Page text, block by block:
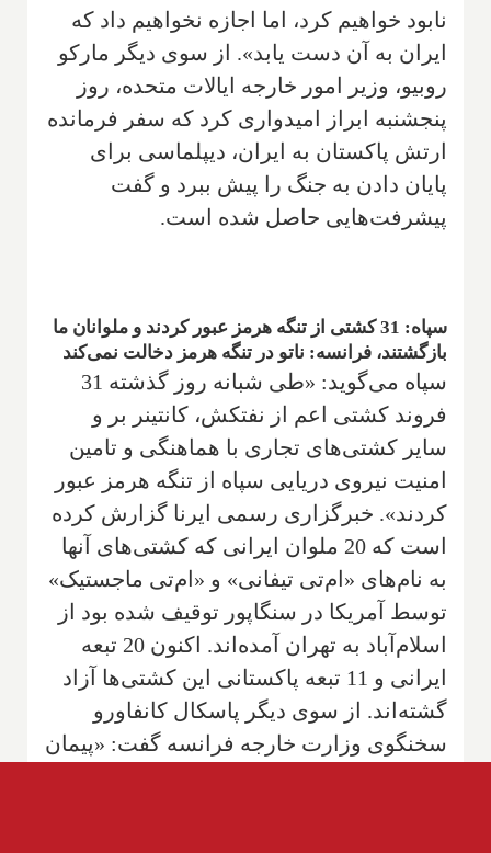
نابود خواهیم کرد، اما اجازه نخواهیم داد که
ایران به آن دست یابد». از سوی دیگر مارکو
روبیو، وزیر امور خارجه ایالات متحده، روز
پنجشنبه ابراز امیدواری کرد که سفر فرمانده
ارتش پاکستان به ایران، دیپلماسی برای
پایان دادن به جنگ را پیش ببرد و گفت
پیشرفت‌هایی حاصل شده است.
سپاه: 31 کشتی از تنگه هرمز عبور کردند و ملوانان ما
بازگشتند، فرانسه: ناتو در تنگه هرمز دخالت نمی‌کند
سپاه می‌گوید: «طی شبانه روز گذشته 31
فروند کشتی اعم از نفتکش، کانتینر بر و
سایر کشتی‌های تجاری با هماهنگی و تامین
امنیت نیروی دریایی سپاه از تنگه هرمز عبور
کردند». خبرگزاری رسمی ایرنا گزارش کرده
است که 20 ملوان ایرانی که کشتی‌های آنها
به نام‌های «ام‌تی تیفانی» و «ام‌تی ماجستیک»
توسط آمریکا در سنگاپور توقیف شده بود از
اسلام‌آباد به تهران آمده‌اند. اکنون 20 تبعه
ایرانی و 11 تبعه پاکستانی این کشتی‌ها آزاد
گشته‌اند. از سوی دیگر پاسکال کانفاورو
سخنگوی وزارت خارجه فرانسه گفت: «پیمان